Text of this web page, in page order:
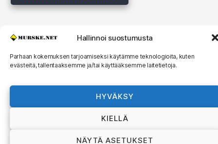
Hallinnoi suostumusta
Parhaan kokemuksen tarjoamiseksi käytämme teknologioita, kuten
evästeitä, tallentaaksemme ja/tai käyttääksemme laitetietoja.
HYVÄKSY
KIELLÄ
NÄYTÄ ASETUKSET
© 2026 MURSKE.NET
Murske.net Suomi Oy:n toimitusehdot ja
Ylös